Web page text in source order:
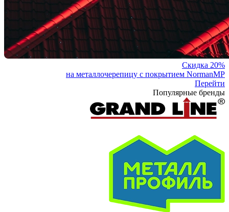
Скидка 20%
на металлочерепицу с покрытием NormanMP
Перейти
Популярные бренды